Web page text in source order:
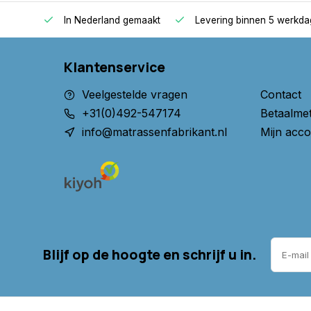
optimale slaapcomfort. De materialen hebben
U kunt zelf de lengte, breedte, hoogte en stof van
meerprijs kunt u kiezen voor een andere tijk van:
Organisch katoen, Tencel of Cool Touch.
keurmerken:
- Ökotex
Koop nu de beste topper, speciaal voor u op
In Nederland gemaakt Levering binnen 5
Klantenservice
Veelgestelde vragen
+31(0)492-547174
info@matrassenfabrikant.nl
Contact
Mijn
Blijf op de hoogte en schrijf u in.